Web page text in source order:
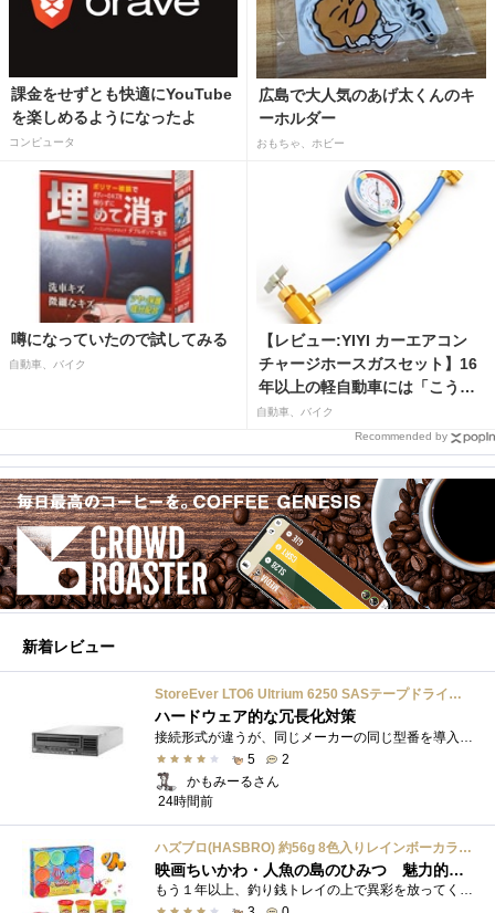
課金をせずとも快適にYouTube
を楽しめるようになったよ
コンピュータ
広島で大人気のあげ太くんのキ
ーホルダー
おもちゃ、ホビー
噂になっていたので試してみる
自動車、バイク
【レビュー:YIYI カーエアコン
チャージホースガスセット】16
年以上の軽自動車には「こうか
はばつぐんだ」が…
自動車、バイク
Recommended by
新着レビュー
StoreEver LTO6 Ultrium 6250 SASテープドライブ(内蔵型)
ハードウェア的な冗長化対策
接続形式が違うが、同じメーカーの同じ型番を導入しています。製品としてのレビューは下記の方で行っています。いざ使おうとしたときに故障�...
5
2
かもみーるさん
24時間前
ハズブロ(HASBRO) 約56g 8色入りレインボーカラーのプレイ・ドー、新学期用品、2才以上のプリスクールの子供向け、子供向けのアート&クラフト 粘土 ねんど、こどもの日、子供の日プレゼント
映画ちいかわ・人魚の島のひみつ 魅力的なビラン：セイレーンを造ってみた
もう１年以上、釣り銭トレイの上で異彩を放ってくれたミャクミャクのマグネット 映画ちいかわ人魚の島のひみつを鑑賞後、素敵なビランのセイ...